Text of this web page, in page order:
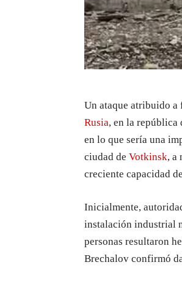
Un ataque atribuido
Rusia, en la república
en lo que sería una
ciudad de Votkinsk, a
creciente capacidad
Inicialmente,
instalación industrial
personas resultaron
Brechalov confirmó